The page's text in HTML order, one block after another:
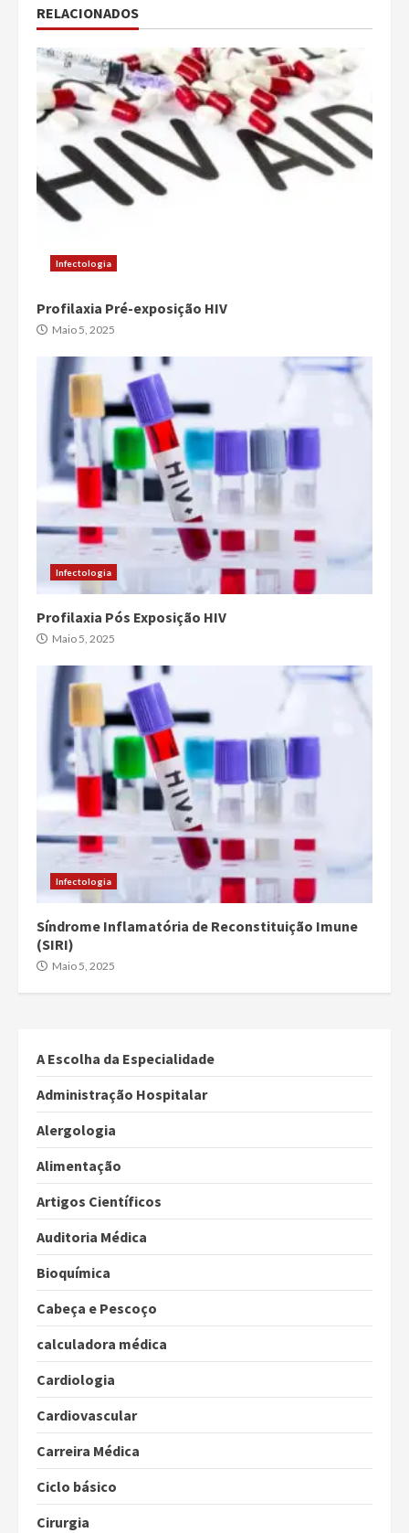
RELACIONADOS
Infectologia
Profilaxia Pré-exposição HIV
Maio 5, 2025
Infectologia
Profilaxia Pós Exposição HIV
Maio 5, 2025
Infectologia
Síndrome Inflamatória de Reconstituição Imune
(SIRI)
Maio 5, 2025
A Escolha da Especialidade
Administração Hospitalar
Alergologia
Alimentação
Artigos Científicos
Auditoria Médica
Bioquímica
Cabeça e Pescoço
calculadora médica
Cardiologia
Cardiovascular
Carreira Médica
Ciclo básico
Cirurgia